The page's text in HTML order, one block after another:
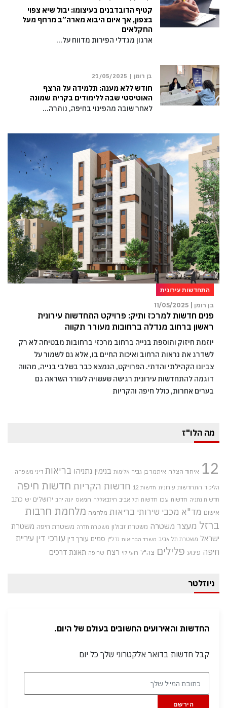
קטיף הדובדבנים בעיצומו: יבול שיא צפוי
בצפון, אך איום היבוא מארה”ב מרחף מעל
החקלאים
ארגון מגדלי הפירות מדווח על…
בן רומן | 21/05/2025
חודש ללא מענה: תלמידה על הרצף
האוטיסטי שבה ללימודים בקרית שמונה
לאחר שובה מהפינוי בחיפה, נותרה…
התחדשות עירונית
בן רומן |
11/05/2025
פנים חדשות למרכז ותיק: פרויקט התחדשות עירונית
ראשון ברחוב מנדלה ברחובות מעורר תקווה
יוזמת חיזוק ותוספת בנייה ברחוב מרכזי ברחובות מבטיחה לא רק
לשדרג את נראות הרחוב ואיכות החיים בו, אלא גם לשמור על
צביונו הקהילתי והדתי. הפרויקט, הנמצא כבר בשלבי בנייה, מהווה
דוגמה להתחדשות עירונית רגישה שעשויה לעורר השראה גם
בערים אחרות, כולל חיפה והקריות
מה הלו"ז
12 איחוד הצלה איתמר בן גביר אלימות בנימין נתניהו בריאות דיני משפחה
הליכוד התחדשות עירונית חדשות 12 חדשות הקריות חדשות חיפה
חדשות נתניה חדשות עכו חדשות תל אביב חיזבאללה חמאס יונה יהב ירושלים יש כתב
אישום מד"א מכבי שירותי בריאות מלחמה מלחמת חרבות
ברזל מעצר משטרה משטרת זבולון משטרת חדרה משטרת חיפה משטרת
ישראל משטרת תל אביב משרד הבריאות נדל"ן סמים עורך דין עורכי דין עיריית
חיפה פיגוע פלילים צה"ל רועי לוי רצח שריפה תאונת דרכים
ניוזלטר
החדשות והאירועים החשובים בעולם של היום.
קבל חדשות בדואר אלקטרוני שלך כל יום
הירשם